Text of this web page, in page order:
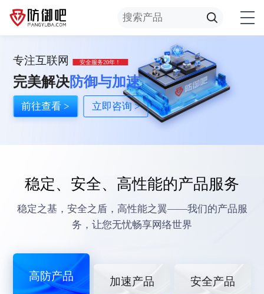
专注互联网 安全服务20年！
完美解决防御与加速
前往查看 > 立即咨询 >
稳定、安全、高性能的产品服务
稳定之基，安全之盾，高性能之翼——我们的产品服
务，让您无忧畅享网络世界
高防产品 加速产品 安全产品